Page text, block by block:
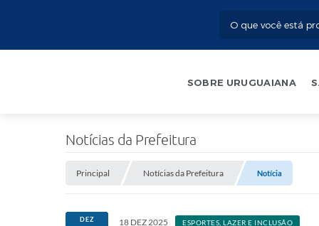
SOBRE URUGUAIANA
Notícias da Prefeitura
Principal Notícias da Prefeitura Notícia
DEZ 18 DEZ 2025 ESPORTES, LAZER E INCLUSÃO